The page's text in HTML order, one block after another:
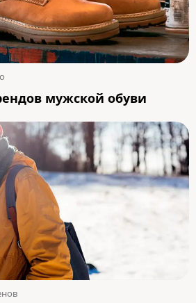
мужской обуви